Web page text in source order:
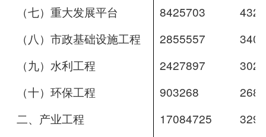
（七）重大发展平台
8425703
（八）市政基础设施工程
2855557
（九）水利工程
2427897
（十）环保工程
903268
二、产业工程
17084725